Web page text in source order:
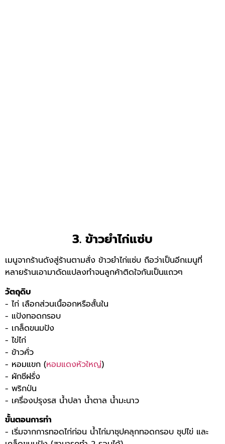
3. ข้าวยำไก่แซ่บ
เมนูจากร้านดังสู่ร้านตามสั่ง ข้าวยำไก่แซ่บ ถือว่าเป็นอีกเมนูที่
หลายร้านเอามาดัดแปลงทำจนลูกค้าติดใจกันเป็นแถวๆ
วัตถุดิบ
- ไก่ เลือกส่วนเนื้ออกหรือสั้นใน
- แป้งทอดกรอบ
- เกล็ดขนมปัง
- ไข่ไก่
- ข้าวคั่ว
- หอมแขก (หอมแดงหัวใหญ่)
- ผักชีฝรั่ง
- พริกป่น
- เครื่องปรุงรส น้ำปลา น้ำตาล น้ำมะนาว
ขั้นตอนการทำ
- เริ่มจากการทอดไก่ก่อน น้ำไก่มาชุปคลุกทอดกรอบ ชุปไข่ และ